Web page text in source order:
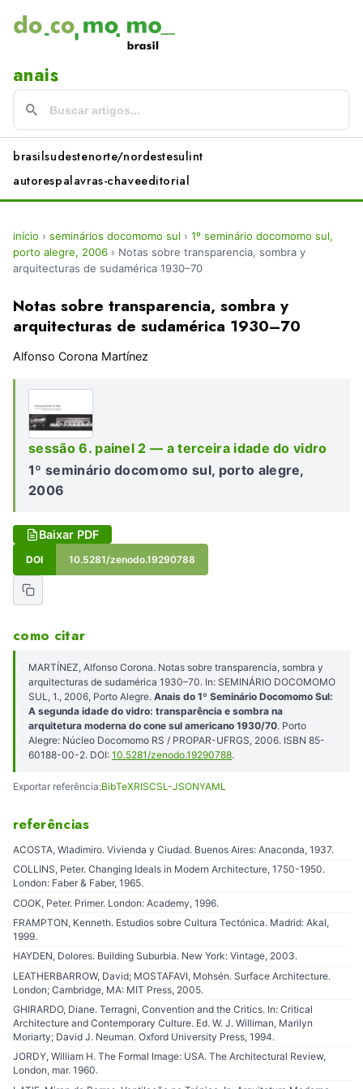
anais
brasilsudestenorte/nordestesulint
autorespalavras-chaveeditorial
início › seminários docomomo sul › 1º seminário docomomo sul,
porto alegre, 2006 › Notas sobre transparencia, sombra y
arquitecturas de sudamérica 1930–70
Notas sobre transparencia, sombra y
arquitecturas de sudamérica 1930–70
Alfonso Corona Martínez
sessão 6. painel 2 — a terceira idade do vidro
1º seminário docomomo sul, porto alegre,
2006
Baixar PDF
DOI 10.5281/zenodo.19290788
como citar
MARTÍNEZ, Alfonso Corona. Notas sobre transparencia, sombra y
arquitecturas de sudamérica 1930–70. In: SEMINÁRIO DOCOMOMO
SUL, 1., 2006, Porto Alegre. Anais do 1º Seminário Docomomo Sul:
A segunda idade do vidro: transparência e sombra na
arquitetura moderna do cone sul americano 1930/70. Porto
Alegre: Núcleo Docomomo RS / PROPAR-UFRGS, 2006. ISBN 85-
60188-00-2. DOI: 10.5281/zenodo.19290788.
Exportar referência:BibTeXRISCSL-JSONYAML
referências
ACOSTA, Wladimiro. Vivienda y Ciudad. Buenos Aires: Anaconda, 1937.
COLLINS, Peter. Changing Ideals in Modern Architecture, 1750-1950.
London: Faber & Faber, 1965.
COOK, Peter. Primer. London: Academy, 1996.
FRAMPTON, Kenneth. Estudios sobre Cultura Tectónica. Madrid: Akal,
1999.
HAYDEN, Dolores. Building Suburbia. New York: Vintage, 2003.
LEATHERBARROW, David; MOSTAFAVI, Mohsén. Surface Architecture.
London; Cambridge, MA: MIT Press, 2005.
GHIRARDO, Diane. Terragni, Convention and the Critics. In: Critical
Architecture and Contemporary Culture. Ed. W. J. Williman, Marilyn
Moriarty; David J. Neuman. Oxford University Press, 1994.
JORDY, William H. The Formal Image: USA. The Architectural Review,
London, mar. 1960.